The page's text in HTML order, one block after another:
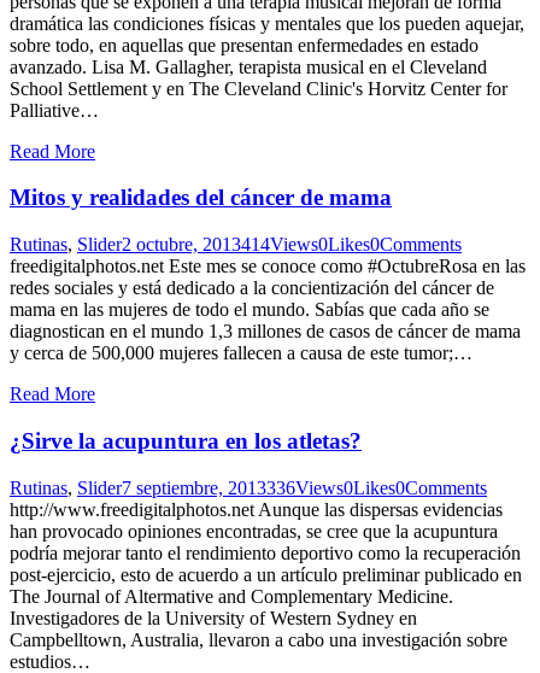
dramática las condiciones físicas y mentales que los pueden aquejar,
sobre todo, en aquellas que presentan enfermedades en estado
avanzado. Lisa M. Gallagher, terapista musical en el Cleveland
School Settlement y en The Cleveland Clinic's Horvitz Center for
Palliative…
Read More
Mitos y realidades del cáncer de mama
Rutinas, Slider2 octubre, 2013414Views0Likes0Comments
freedigitalphotos.net Este mes se conoce como #OctubreRosa en las
redes sociales y está dedicado a la concientización del cáncer de
mama en las mujeres de todo el mundo. Sabías que cada año se
diagnostican en el mundo 1,3 millones de casos de cáncer de mama
y cerca de 500,000 mujeres fallecen a causa de este tumor;…
Read More
¿Sirve la acupuntura en los atletas?
Rutinas, Slider7 septiembre, 2013336Views0Likes0Comments
http://www.freedigitalphotos.net Aunque las dispersas evidencias
han provocado opiniones encontradas, se cree que la acupuntura
podría mejorar tanto el rendimiento deportivo como la recuperación
post-ejercicio, esto de acuerdo a un artículo preliminar publicado en
The Journal of Altermative and Complementary Medicine.
Investigadores de la University of Western Sydney en
Campbelltown, Australia, llevaron a cabo una investigación sobre
estudios…